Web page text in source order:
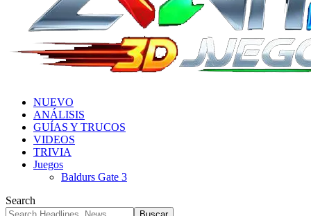
NUEVO
ANÁLISIS
GUÍAS Y TRUCOS
VIDEOS
TRIVIA
Juegos
Baldurs Gate 3
Search